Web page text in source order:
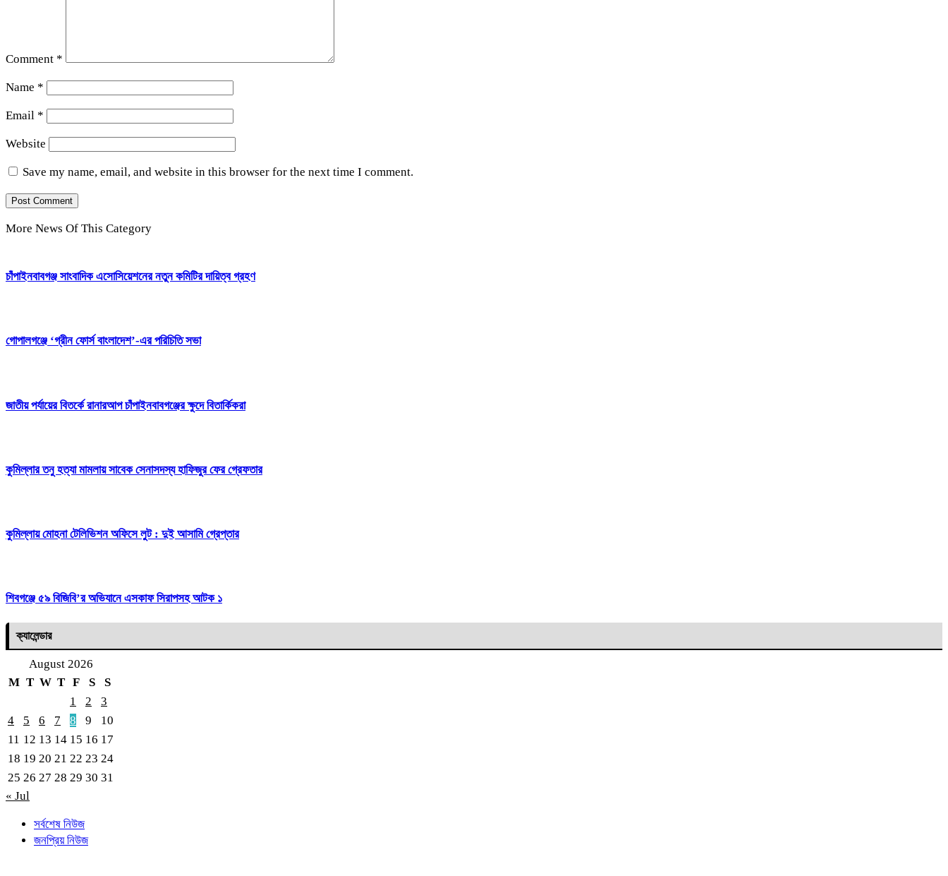
Comment *
Name *
Email *
Website
Save my name, email, and website in this browser for the next time I comment.
More News Of This Category
চাঁপাইনবাবগঞ্জ সাংবাদিক এসোসিয়েশনের নতুন কমিটির দায়িত্ব গ্রহণ
গোপালগঞ্জে ‘গ্রীন ফোর্স বাংলাদেশ’-এর পরিচিতি সভা
জাতীয় পর্যায়ের বিতর্কে রানারআপ চাঁপাইনবাবগঞ্জের ক্ষুদে বিতার্কিকরা
কুমিল্লার তনু হত্যা মামলায় সাবেক সেনাসদস্য হাফিজুর ফের গ্রেফতার
কুমিল্লায় মোহনা টেলিভিশন অফিসে লুট : দুই আসামি গ্রেপ্তার
শিবগঞ্জে ৫৯ বিজিবি’র অভিযানে এসকাফ সিরাপসহ আটক ১
ক্যালেন্ডার
August 2026
M T W T F S
S
1
2
3
4
5 6 7 8 9
10
11 12 13 14 15 16 17
18 19 20 21 22 23 24
25 26 27 28 29 30 31
« Jul
সর্বশেষ নিউজ
জনপ্রিয় নিউজ